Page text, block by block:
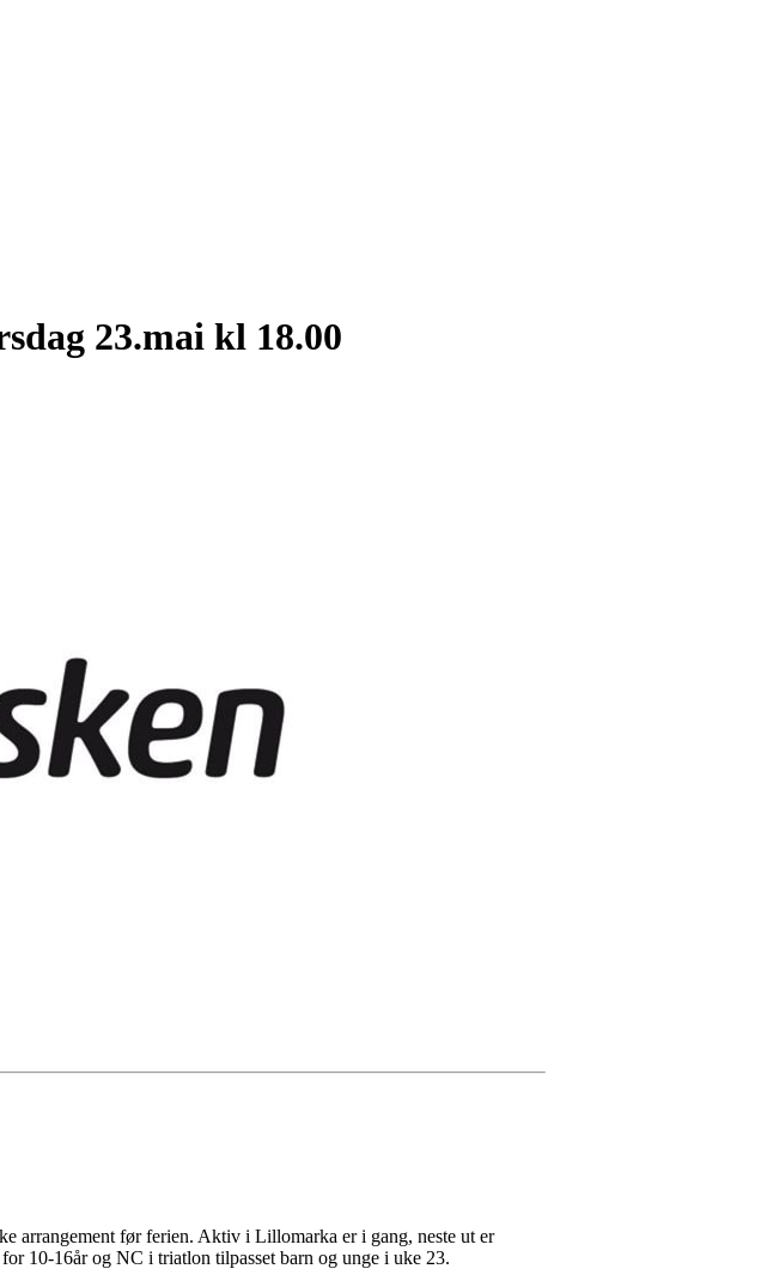
23.mai kl 18.00
arrangement før ferien. Aktiv i Lillomarka er i gang, neste ut er
10-16år og NC i triatlon tilpasset barn og unge i uke 23.